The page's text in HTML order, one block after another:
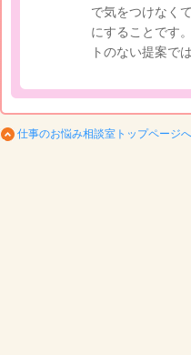
で気をつけなく
にすることです
トのない提案で
仕事のお悩み相談室トップページへ